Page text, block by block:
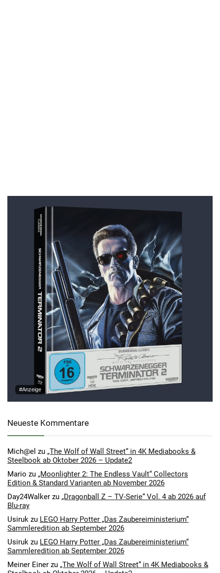
#Anzeige
Neueste Kommentare
Mich@el zu „The Wolf of Wall Street“ in 4K Mediabooks &
Steelbook ab Oktober 2026 – Update2
Mario zu „Moonlighter 2: The Endless Vault“ Collectors
Edition & Standard Varianten ab November 2026
Day24Walker zu „Dragonball Z – TV-Serie“ Vol. 4 ab 2026 auf
Blu-ray
Usiruk zu LEGO Harry Potter „Das Zaubereiministerium“
Sammleredition ab September 2026
Usiruk zu LEGO Harry Potter „Das Zaubereiministerium“
Sammleredition ab September 2026
Meiner Einer zu „The Wolf of Wall Street“ in 4K Mediabooks &